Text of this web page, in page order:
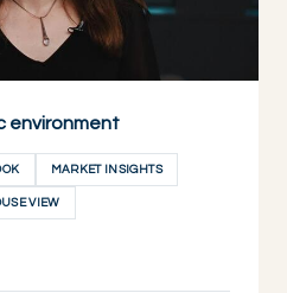
environment
MARKET INSIGHTS
VIEW